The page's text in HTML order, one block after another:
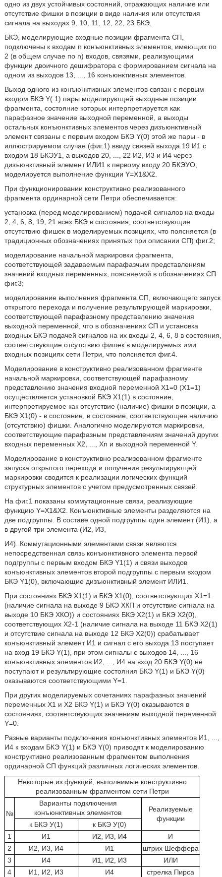
одно из двух устойчивых состояний, отражающих наличие или
отсутствие фишки в позиции в виде наличия или отсутствия
сигнала на выходах 9, 10, 11, 12, 22, 23 БКЭ.
БКЭ, моделирующие входные позиции фрагмента СП,
подключены к входам n конъюнктивных элементов, имеющих по
2 (в общем случае по n) входов, связями, реализующими
функции двоичного дешифратора с формированием сигнала на
одном из выходов 13, ..., 16 конъюнктивных элементов.
Выход одного из конъюнктивных элементов связан с первым
входом БКЭ Y( 1) пары моделирующей выходные позиции
фрагмента, состояние которых интерпретируется как
парафазное значение выходной переменной, а выходы
остальных конъюнктивных элементов через дизъюнктивный
элемент связаны с первым входом БКЭ Y(0) этой же пары - в
иллюстрируемом случае (фиг.1) ввиду связей выхода 19 И1 с
входом 18 БКЭУ1, а выходов 20, ..., 22 И2, И3 и И4 через
дизъюнктивный элемент ИЛИ1 к первому входу 20 БКЭУО,
моделируется выполнение функции Y=X1&Х2.
При функционировании конструктивно реализованного
фрагмента ординарной сети Петри обеспечивается:
установка (перед моделированием) подачей сигналов на входы
2, 4, 6, 8, 19, 21 всех БКЭ в состояния, соответствующие
отсутствию фишек в моделируемых позициях, что поясняется (в
традиционных обозначениях принятых при описании СП) фиг.2;
моделирование начальной маркировки фрагмента,
соответствующей задаваемым парафазчым представлениям
значений входных переменных, поясняемой в обозначениях СП
фиг.3;
моделирование выполнения фрагмента СП, включающего запуск
открытого перехода и получение результирующей маркировки,
соответствующей парафазному представлению значения
выходной переменной, что в обозначениях СП и установка
входных БКЭ подачей сигналов на их входы 2, 4, 6, 8 в состояния,
соответствующие отсутствию фишек в моделируемых ими
входных позициях сети Петри, что поясняется фиг.4.
Моделирование в конструктивно реализованном фрагменте
начальной маркировки, соответствующей парафазному
представлению значения входной переменной Х1=0 (Х1=1)
осуществляется установкой БКЭ X1(1) в состояние,
интерпретируемое как отсутствие (наличие) фишки в позиции, а
БКЭ Х1(0) - в состояние, в состояние, соответствующее наличию
(отсутствию) фишки. Аналогично моделируются маркировки,
соответствующие парафазным представлениям значений других
входных переменных Х2, ..., Хn и выходной переменной Y.
Моделирование в конструктивно реализованном фрагменте
запуска открытого перехода и получения результирующей
маркировки сводится к реализации логических функций
структурных элементов с учетом предусмотренных связей.
На фиг.1 показаны коммутационные связи, реализующие
функцию Y=X1&Х2. Конъюнктивные элементы разделяются на
две подгруппы. В составе одной подгруппы один элемент (И1), а
в другой три элемента (И2, И3,
И4). Коммутационными элементами связи являются
непосредственная связь конъюнктивного элемента первой
подгруппы с первым входом БКЭ Y1(1) и связи выходов
конъюнктивных элементов второй подгруппы с первым входом
БКЭ Y1(0), включающие дизъюнктивный элемент ИЛИ1.
При состояниях БКЭ Х1(1) и БКЭ Х1(0), соответствующих Х1=1
(наличие сигнала на выходе 9 БКЭ ХКП и отсутствие сигнала на
выходе 10 БКЭ ХКО)) и состояниях БКЭ Х2(1) и БКЭ Х2(0),
соответствующих Х2-1 (наличие сигнала на выходе 11 БКЭ Х2(1)
и отсутствие сигнала на выходе 12 БКЭ Х2(0)) срабатывает
конъюнктивный элемент И1 и сигнал с его выхода 13 поступает
на вход 19 БКЭ Y(1), при этом сигналы с выходов 14, ..., 16
конъюнктивных элементов И2, ..., И4 на вход 20 БКЭ Y(0) не
поступают и результирующие состояния БКЭ Y(1) и БКЭ Y(0)
оказываются соответствующими Y=1.
При других моделируемых сочетаниях парафазных значений
переменных X1 и Х2 БКЭ Y(1) и БКЭ Y(0) оказываются в
состояниях, соответствующих значениям выходной переменной
Y=0.
Разные варианты подключения конъюнктивных элементов И1, ...,
И4 к входам БКЭ Y(1) и БКЭ Y(0) приводят к моделированию
конструктивно реализованным фрагментом выполнения
ординарной СП функций различных логических элементов.
Некоторые из функций, выполнимые конструктивно
реализованным фрагментом сети Петри
№
Варианты подключения
конъюнктивных элементов
Реализуемые
функции
к БКЭ У(1)
к БКЭ У(0)
1
И1 И2, И3, И4
И
2
И2, И3, И4 И1
штрих Шеффера
3
И4 И1, И2, И3
ИЛИ
4
И1, И2, И3 И4 стрелка Пирса